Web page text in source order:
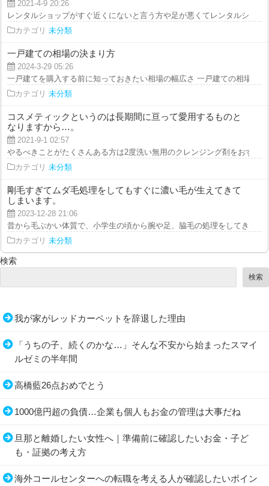
2021-4-9 20:26
レンタルショップがすぐ近くにないと言う方や足が悪くてレンタルショッ
カテゴリ 未分類
一戸建ての相場の決まり方
2024-3-29 05:26
一戸建てを購入する前に知っておきたい相場の幅広さ 一戸建ての相場は
カテゴリ 未分類
コスメティックというのは長期間に亘って愛用するものと
なりますから…。
2021-9-1 02:57
やるべきことがたくさんある方は2度洗い無用のクレンジング剤をおすす
カテゴリ 未分類
剛毛すぎてムダ毛処理をしてもすぐに濃い毛が生えてきて
しまいます。
2023-12-28 21:06
昔から毛ぶかい体質で、小学生の頃から腕や足、脇毛の処理をしてきまし
カテゴリ 未分類
検索
検索
我が家がレッドカーペットを辞退した理由
「うちの子、続くのかな…」そんな不安から始まったスマイ
ルゼミの半年間
高橋藍26点おめでとう
1000億円超の負債…企業も個人もお金の管理は大事だね
旦那と離婚したい女性へ｜準備前に確認したいお金・子ど
も・証拠の考え方
海外コールセンターへの転職を考える人が確認したいポイン